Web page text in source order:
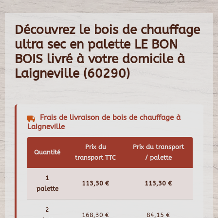
Découvrez le bois de chauffage
ultra sec en palette LE BON
BOIS livré à votre domicile à
Laigneville (60290)
Frais de livraison de bois de chauffage à
Laigneville
Quantité
Prix du
transport TTC
Prix du transport
/ palette
1
palette
113,30 € 113,30 €
2
168,30 € 84,15 €